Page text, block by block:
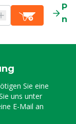
Sie eine
uns unter
E-Mail an